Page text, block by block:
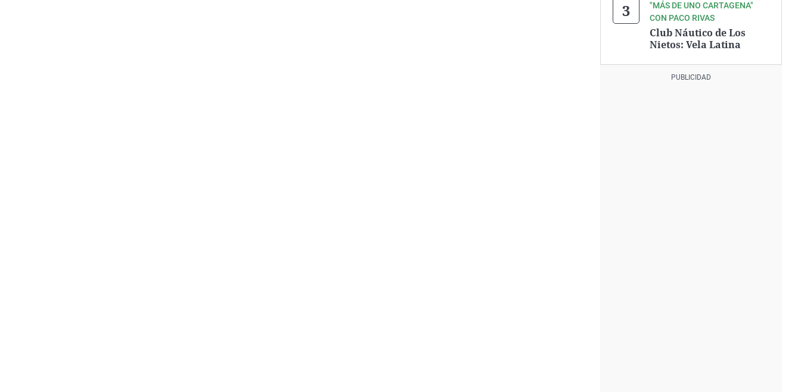
"MÁS DE UNO CARTAGENA"
CON PACO RIVAS
Club Náutico de Los
Nietos: Vela Latina